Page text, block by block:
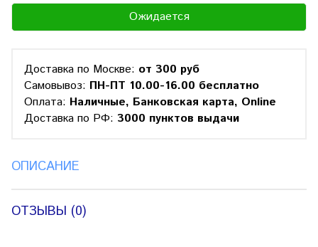
Ожидается
Доставка по Москве: от 300 руб
Самовывоз: ПН-ПТ 10.00-16.00 бесплатно
Оплата: Наличные, Банковская карта, Online
Доставка по РФ: 3000 пунктов выдачи
ОПИСАНИЕ
ОТЗЫВЫ (0)